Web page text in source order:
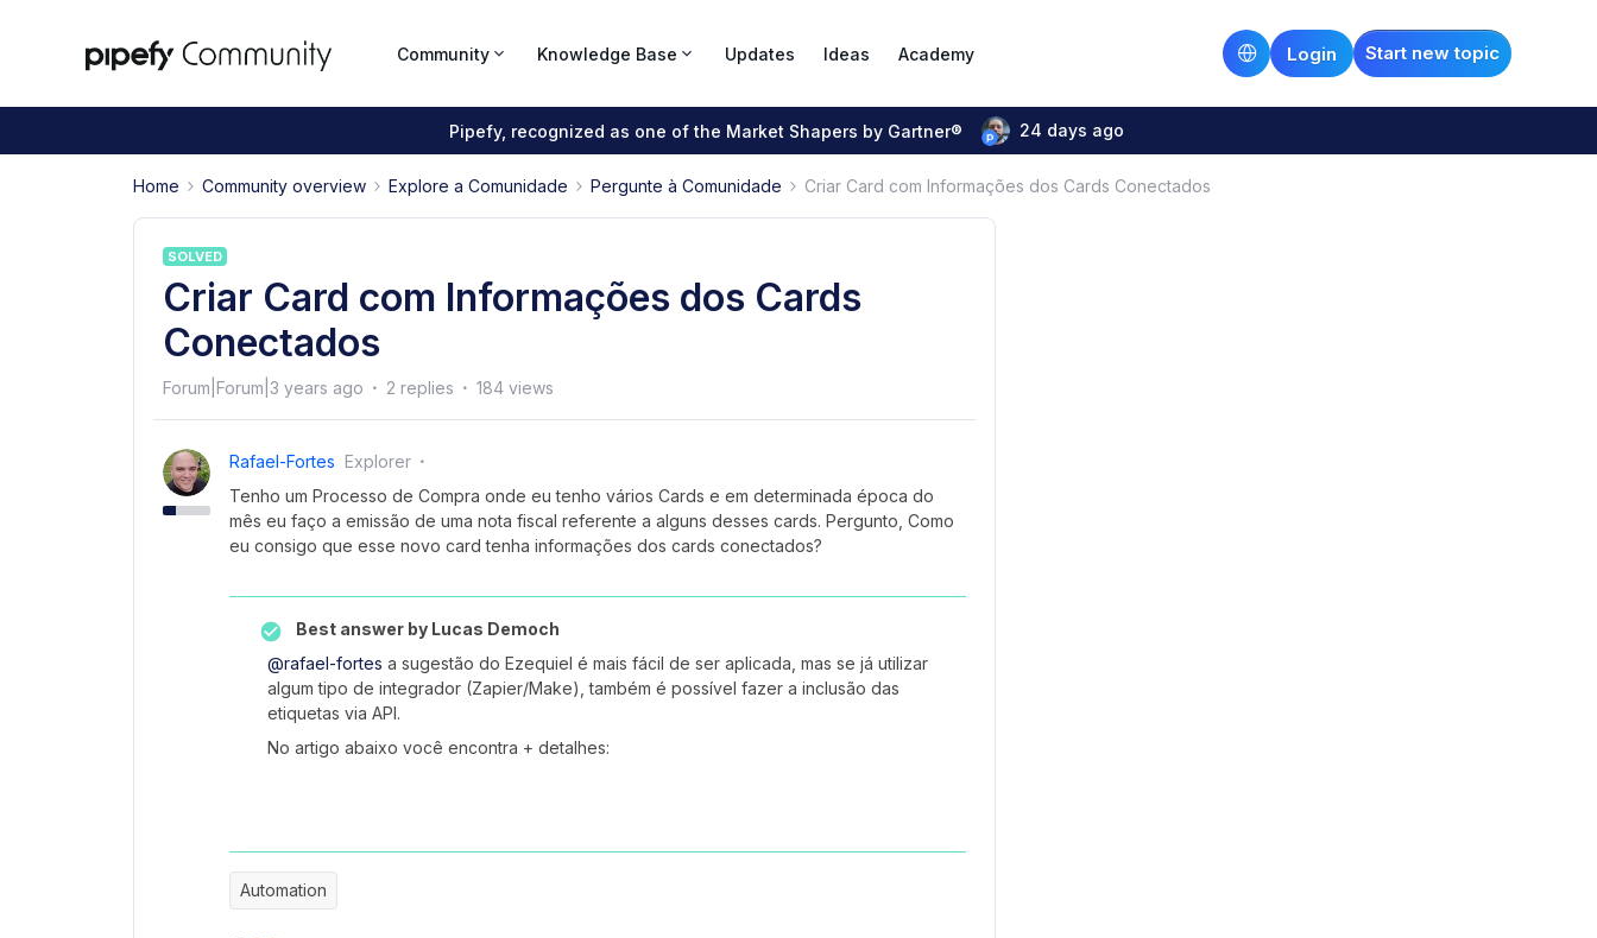
Community Knowledge Base Updates Ideas Academy Start new topic
Login
Pipefy, recognized as one of the Market Shapers by Gartner® 24 days ago
Home Community overview Explore a Comunidade Pergunte à Comunidade Criar Card com Informações dos Cards Conectados
SOLVED
Criar Card com Informações dos Cards
Conectados
Forum|Forum|3 years ago 2 replies 184 views
Rafael-Fortes Explorer
Tenho um Processo de Compra onde eu tenho vários Cards e em determinada época do
mês eu faço a emissão de uma nota fiscal referente a alguns desses cards. Pergunto, Como
eu consigo que esse novo card tenha informações dos cards conectados?
Best answer by Lucas Democh
@rafael-fortes a sugestão do Ezequiel é mais fácil de ser aplicada, mas se já utilizar
algum tipo de integrador (Zapier/Make), também é possível fazer a inclusão das
etiquetas via API.
No artigo abaixo você encontra + detalhes:
Automation